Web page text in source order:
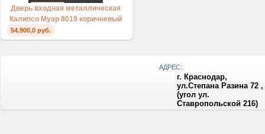
Дверь входная металлическая
Калипсо Муар 8019 коричневый
54.900,0 руб.
АДРЕС:
г. Краснодар,
ул.Степана Разина 72 ,
(угол ул.
Ставропольской 216)